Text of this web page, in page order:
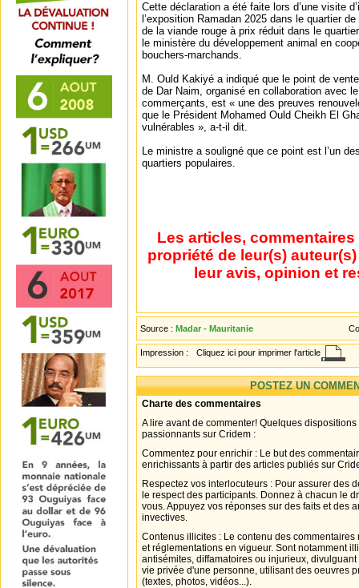
Cette déclaration a été faite lors d’une visite
l’exposition Ramadan 2025 dans le quartier
de la viande rouge à prix réduit dans le
le ministère du développement animal en
bouchers-marchands.
M. Ould Kakiyé a indiqué que le point de
de Dar Naim, organisé en collaboration avec
commerçants, est « une des preuves
que le Président Mohamed Ould Cheikh El
vulnérables », a-t-il dit.
Le ministre a souligné que ce point est l’un
quartiers populaires.
Les articles,
propriété de leur(s)
leur avis, opinion et
Source : Madar - Mauritanie
Impression : Cliquez ici pour imprimer l'article
POSTEZ UN
Charte des commentaires
A lire avant de commenter! Quelques
passionnants sur Cridem :
Commentez pour enrichir : Le but des
enrichissants à partir des articles publiés sur
Respectez vos interlocuteurs : Pour assurer des
le respect des participants. Donnez à chacun le
vous. Appuyez vos réponses sur des faits et des
invectives.
Contenus illicites : Le contenu des
et réglementations en vigueur. Sont notamment
antisémites, diffamatoires ou injurieux,
vie privée d'une personne, utilisant des oeuvres
(textes, photos, vidéos...).